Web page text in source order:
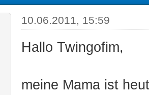
10.06.2011, 15:59
Hallo Twingofim,
meine Mama ist